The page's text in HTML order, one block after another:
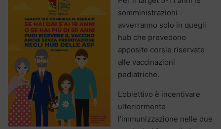
somministrazioni
avverranno solo in quegli
hub che prevedono
apposite corsie riservate
alle vaccinazioni
pediatriche.
L’obiettivo è incentivare
ulteriormente
l’immunizzazione nelle due